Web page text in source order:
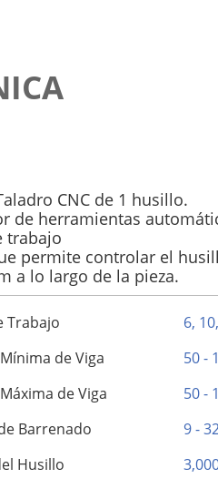
CNC de 1 husillo.
de herramientas
trabajo
permite controlar el
a lo largo de la pieza.
Trabajo
6,
de Viga
50 -
de Viga
50 -
Barrenado
9 -
Husillo